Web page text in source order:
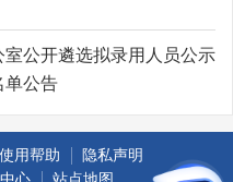
公开遴选拟录用人员公示
单公告
使用帮助
隐私声明
心
站点地图